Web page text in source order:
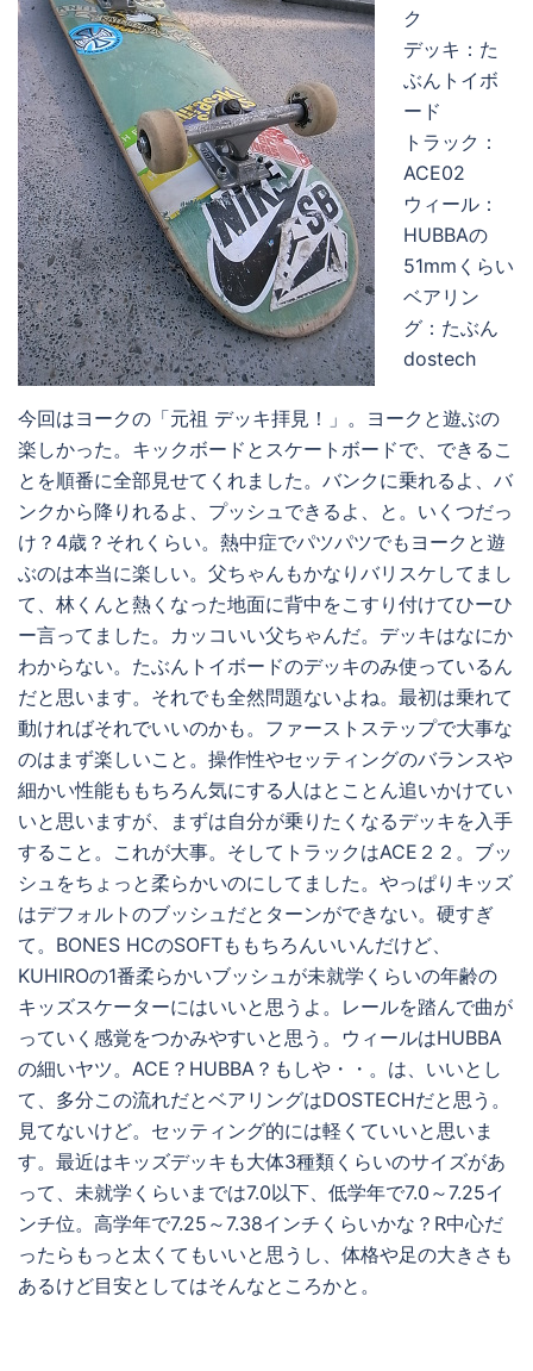
ク
デッキ：た
ぶんトイボ
ード
トラック：
ACE02
ウィール：
HUBBAの
51mmくらい
ベアリン
グ：たぶん
dostech
今回はヨークの「元祖 デッキ拝見！」。ヨークと遊ぶの
楽しかった。キックボードとスケートボードで、できるこ
とを順番に全部見せてくれました。バンクに乗れるよ、バ
ンクから降りれるよ、プッシュできるよ、と。いくつだっ
け？4歳？それくらい。熱中症でパツパツでもヨークと遊
ぶのは本当に楽しい。父ちゃんもかなりバリスケしてまし
て、林くんと熱くなった地面に背中をこすり付けてひーひ
ー言ってました。カッコいい父ちゃんだ。デッキはなにか
わからない。たぶんトイボードのデッキのみ使っているん
だと思います。それでも全然問題ないよね。最初は乗れて
動ければそれでいいのかも。ファーストステップで大事な
のはまず楽しいこと。操作性やセッティングのバランスや
細かい性能ももちろん気にする人はとことん追いかけてい
いと思いますが、まずは自分が乗りたくなるデッキを入手
すること。これが大事。そしてトラックはACE２２。ブッ
シュをちょっと柔らかいのにしてました。やっぱりキッズ
はデフォルトのブッシュだとターンができない。硬すぎ
て。BONES HCのSOFTももちろんいいんだけど、
KUHIROの1番柔らかいブッシュが未就学くらいの年齢の
キッズスケーターにはいいと思うよ。レールを踏んで曲が
っていく感覚をつかみやすいと思う。ウィールはHUBBA
の細いヤツ。ACE？HUBBA？もしや・・。は、いいとし
て、多分この流れだとベアリングはDOSTECHだと思う。
見てないけど。セッティング的には軽くていいと思いま
す。最近はキッズデッキも大体3種類くらいのサイズがあ
って、未就学くらいまでは7.0以下、低学年で7.0～7.25イ
ンチ位。高学年で7.25～7.38インチくらいかな？R中心だ
ったらもっと太くてもいいと思うし、体格や足の大きさも
あるけど目安としてはそんなところかと。